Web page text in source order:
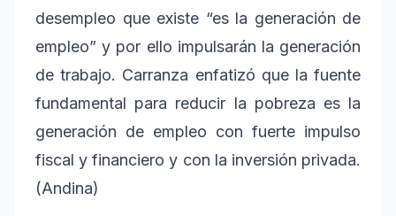
desempleo que existe “es la generación de
empleo” y por ello impulsarán la generación
de trabajo. Carranza enfatizó que la fuente
fundamental para reducir la pobreza es la
generación de empleo con fuerte impulso
fiscal y financiero y con la inversión privada.
(Andina)